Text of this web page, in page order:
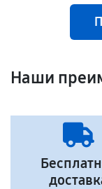
Наши